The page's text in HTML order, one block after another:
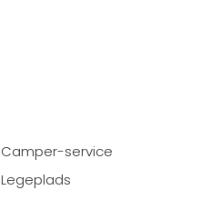
Camper-service
Legeplads